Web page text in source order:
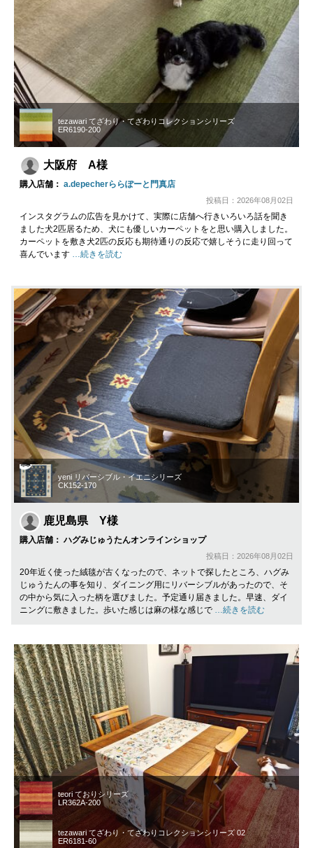
tezawari てざわり・てざわりコレクションシリーズ
ER6190-200
大阪府 A様
購入店舗： a.depecherららぽーと門真店
投稿日：2026年08月02日
インスタグラムの広告を見かけて、実際に店舗へ行きいろいろ話を聞き
ました犬2匹居るため、犬にも優しいカーペットをと思い購入しました。
カーペットを敷き犬2匹の反応も期待通りの反応で嬉しそうに走り回って
喜んでいます …続きを読む
yeni リバーシブル・イエニシリーズ
CK152-170
鹿児島県 Y様
購入店舗： ハグみじゅうたんオンラインショップ
投稿日：2026年08月02日
20年近く使った絨毯が古くなったので、ネットで探したところ、ハグみ
じゅうたんの事を知り、ダイニング用にリバーシブルがあったので、そ
の中から気に入った柄を選びました。予定通り届きました。早速、ダイ
ニングに敷きました。歩いた感じは麻の様な感じで …続きを読む
teori ておりシリーズ
LR362A-200
tezawari てざわり・てざわりコレクションシリーズ 02
ER6181-60